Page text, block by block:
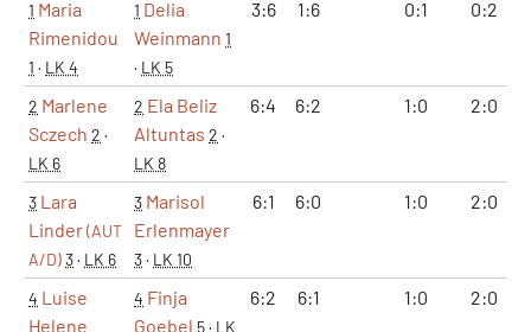
1 Maria
Rimenidou
1 · LK 4
1 Delia
Weinmann 1
· LK 5
3:6 1:6 0:1 0:2
2 Marlene
Sczech 2 ·
LK 6
2 Ela Beliz
Altuntas 2 ·
LK 8
6:4 6:2 1:0 2:0
3 Lara
Linder(AUT
A/D)3· LK 6
3 Marisol
Erlenmayer
3· LK 10
6:1 6:0 1:0 2:0
4 Luise
Helene
4 Finja
Goebel 5· LK
6:2 6:1 1:0 2:0